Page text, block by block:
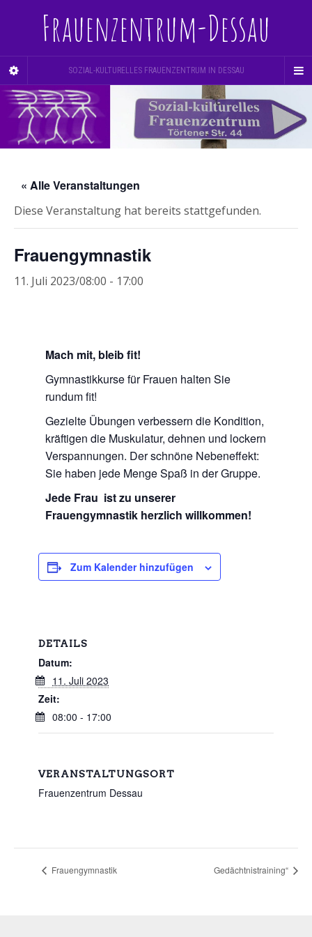
Frauenzentrum-Dessau
SOZIAL-KULTURELLES FRAUENZENTRUM IN DESSAU
« Alle Veranstaltungen
Diese Veranstaltung hat bereits stattgefunden.
Frauengymnastik
11. Juli 2023/08:00 - 17:00
Mach mit, bleib fit!
Gymnastikkurse für Frauen halten Sie
rundum fit!
Gezielte Übungen verbessern die Kondition,
kräftigen die Muskulatur, dehnen und lockern
Verspannungen. Der schnöne Nebeneffekt:
Sie haben jede Menge Spaß in der Gruppe.
Jede Frau ist zu unserer
Frauengymnastik herzlich willkommen!
Zum Kalender hinzufügen
DETAILS
Datum:
11. Juli 2023
Zeit:
08:00 - 17:00
VERANSTALTUNGSORT
Frauenzentrum Dessau
Frauengymnastik Gedächtnistraining“